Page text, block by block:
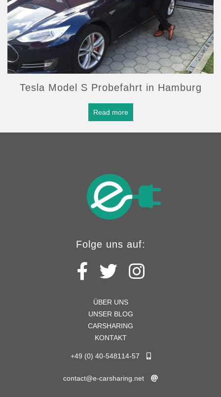
Tesla Model S Probefahrt in Hamburg
Read more
Folge uns auf:
ÜBER UNS
UNSER BLOG
CARSHARING
KONTAKT
+49 (0) 40-548114-57
contact@e-carsharing.net